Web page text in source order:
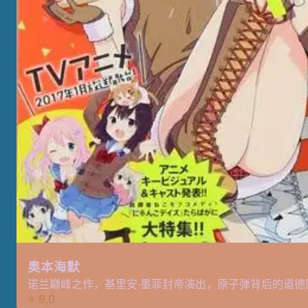
奥本海默
诺兰巅峰之作，基里安·墨菲封帝演出，原子弹背后的道
⭐ 9.0